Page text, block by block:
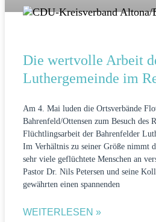
Die wertvolle Arbeit
Luthergemeinde im
Am 4. Mai luden die Ortsverbände
Bahrenfeld/Ottensen zum Besuch des
Flüchtlingsarbeit der Bahrenfelder
Im Verhältnis zu seiner Größe nimmt
sehr viele geflüchtete Menschen an
Pastor Dr. Nils Petersen und seine
gewährten einen spannenden
WEITERLESEN »